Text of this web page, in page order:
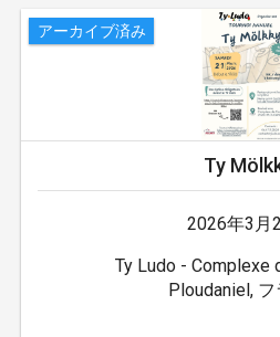
アーカイブ済み
Ty
2026年3月
Ty Ludo - Complexe
Ploudaniel, フ